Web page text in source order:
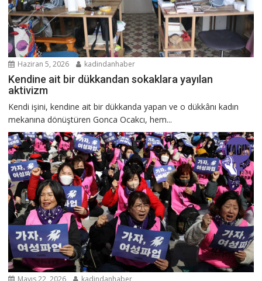
Haziran 5, 2026 kadindanhaber
Kendine ait bir dükkandan sokaklara yayılan
aktivizm
Kendi işini, kendine ait bir dükkanda yapan ve o dükkânı kadın
mekanına dönüştüren Gonca Ocakcı, hem...
Mayıs 22, 2026 kadindanhaber